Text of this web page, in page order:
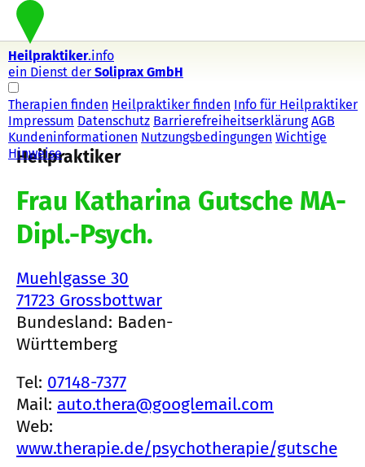
Heilpraktiker.info
ein Dienst der Soliprax GmbH
Therapien finden Heilpraktiker finden Info für Heilpraktiker
Impressum Datenschutz Barrierefreiheitserklärung AGB
Kundeninformationen Nutzungsbedingungen Wichtige
Hinweise
Heilpraktiker
Frau Katharina Gutsche MA-
Dipl.-Psych.
Muehlgasse 30
71723 Grossbottwar
Bundesland: Baden-
Württemberg
Tel: 07148-7377
Mail: auto.thera@googlemail.com
Web:
www.therapie.de/psychotherapie/gutsche